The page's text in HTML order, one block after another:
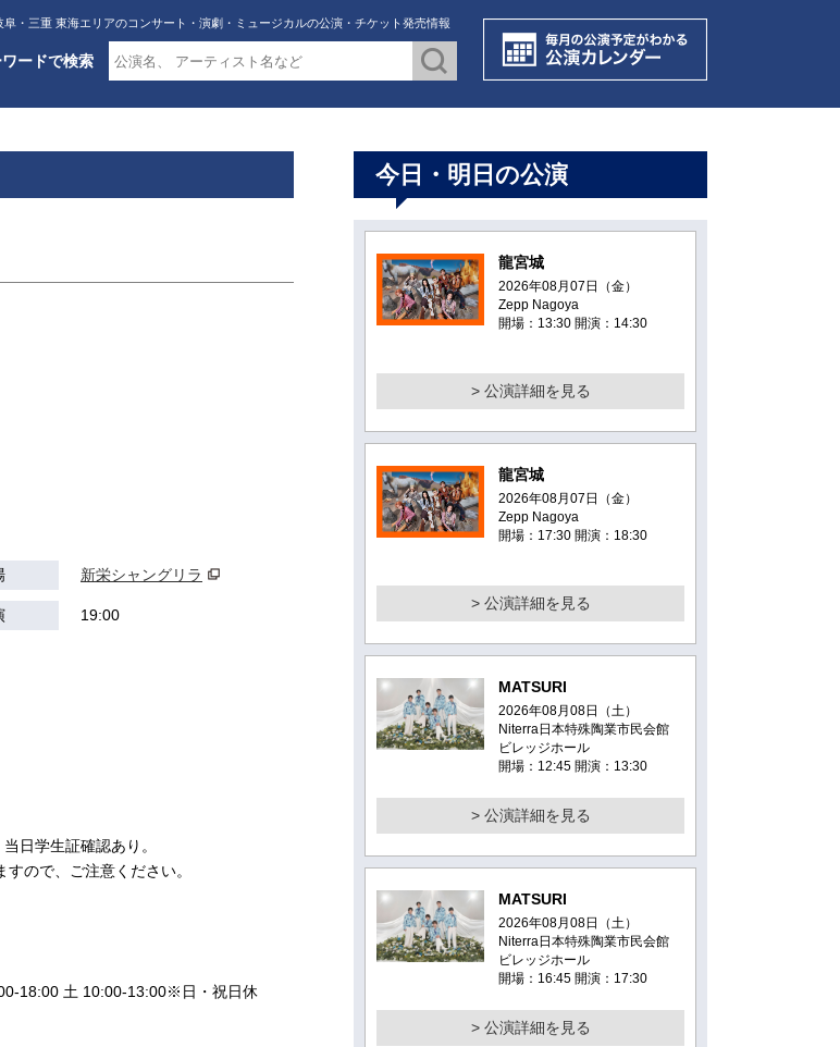
阜・三重 東海エリアのコンサート・演劇・ミュージカルの公演・チケット発売情報
ードで検索
新栄シャングリラ
19:00
日学生証確認あり。
ので、ご注意ください。
18:00 土 10:00-13:00※日・祝日休
今日・明日の公演
龍宮城
2026年08月07日（金）
Zepp Nagoya
開場：13:30 開演：14:30
> 公演詳細を見る
龍宮城
2026年08月07日（金）
Zepp Nagoya
開場：17:30 開演：18:30
> 公演詳細を見る
MATSURI
2026年08月08日（土）
Niterra日本特殊陶業市民会館
ビレッジホール
開場：12:45 開演：13:30
> 公演詳細を見る
MATSURI
2026年08月08日（土）
Niterra日本特殊陶業市民会館
ビレッジホール
開場：16:45 開演：17:30
> 公演詳細を見る